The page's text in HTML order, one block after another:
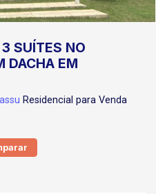
SUÍTES NO
DACHA EM
Residencial para Venda